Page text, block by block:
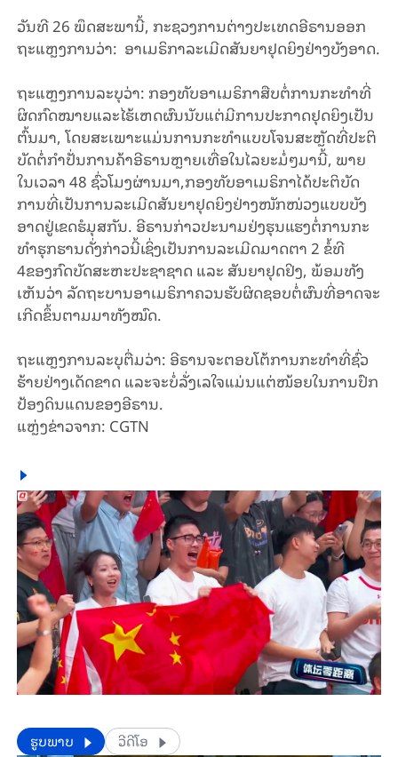
ວັນ​ທີ 26 ພຶດ​ສະ​ພ​າ​ນີ້, ກະ​ຊວງກ​ານ​ຕ່າງ​ປະ​ເທດ​ອີ​ຣານອອກ​
ຖະ​ແຫຼງ​ການ​ວ່າ: ອາ​ເມ​ຣິ​ກາ​ລະ​ເມີດ​ສັນ​ຍາ​ຢຸດ​ຍິງ​ຢ່າງ​ບັງ​ອາດ.
ຖະ​ແຫຼງ​ການ​ລະ​ບຸ​ວ່າ: ​ກອງ​ທັບ​ອາ​ເມ​ຣິ​ກາ​ສືບ​ຕໍ່​ການ​ກະ​ທຳ​ທີ່​
ຜິດ​ກົດ​ໝາຍ​ແລະ​ໄຮ້​ເຫດ​ຜົນ​ນັບ​ແຕ່​ມີ​ການປະ​ກາດ​ຢຸດ​ຍິງ​ເປັນ​
ຕົ້ນ​ມາ, ໂດຍ​ສະ​ເພາະ​ແມ່ນ​ການ​ກະ​ທຳ​​ແບ​ບໂຈນ​ສະ​ຫຼັດ​ທີ່​ປະ​ຕິ​
ບັດ​ຕໍ່​ກຳ​ປັ່ນ​​ການ​ຄ້າ​ອີ​ຣານຫຼາຍ​ເທື່ອ​ໃນ​ໄລ​ຍະ​ມໍ່ໆ​ມາ​ນີ້, ພາຍ​
ໃນ​ເວ​ລາ 48 ຊົ່ວ​ໂມງ​ຜ່ານ​ມາ,ກອງ​ທັບ​ອາ​ເມ​ຣິ​ກາ​ໄດ້​ປະ​ຕິ​ບັດ​
ການ​ທີ່​ເປັນ​ການ​ລ​ະ​ເມີດ​ສັນ​ຍາ​ຢຸດ​ຍິງ​ຢ່າງ​ໜັກ​ໜ່ວງ​ແບບ​ບັງ​
ອາດ​ຢູ່​ເຂດ​ຮໍ​ມຸ​ສ​ກັນ. ອີ​ຣານ​ກ່າວ​ປະ​ນາມ​ຢ່ງ​ຮຸນ​ແຮງ​ຕໍ່​ການ​ກະ​
ທຳ​ຮຸກ​ຮານ​ດັ່ງ​ກ່າວ​ນີ້​ເຊິ່ງ​ເປັນ​ການ​ລະ​ເມີດມາດ​ຕາ 2 ​ຂໍ້​ທີ
4ຂອງ​ກົດ​ບັດ​ສະ​ຫະ​ປະ​ຊາ​ຊາດ ແລະ ສັນ​ຍາ​ຢຸດ​ຢິງ, ພ້ອມ​ທັງ​
ເຫັນ​ວ່າ ລັດ​ຖະ​ບານ​ອາ​ເມ​ຣິ​ກາ​ຄວນ​ຮັບ​ຜິດ​ຊອບ​ຕໍ່ຜົນທີ່ອາດຈະ
ເກີດຂຶ້ນຕາມມາທັງໝົດ.
ຖະ​ແຫຼງ​ການ​ລະ​ບຸ​ຕື່ມ​ວ່າ: ອີ​ຣານ​ຈະ​ຕອບ​ໂຕ້​ການ​ກະ​ທຳທີ່ຊົ່ວ​
ຮ້າຍ​ຢ່າງ​ເດັດ​ຂາດ ແລະ​ຈະ​ບໍ່​ລັ່ງ​ເລ​ໃຈ​ແມ່ນ​ແຕ່​ໜ້ອຍໃນ​ການ​ປົກ​
ປ້ອງ​ດິນ​ແດນຂອງ​ອີ​ຣານ.
ແຫຼ່ງ​ຂ່າວ​ຈາກ: CGTN
​​ຮູບພາບ ວີດີໂອ